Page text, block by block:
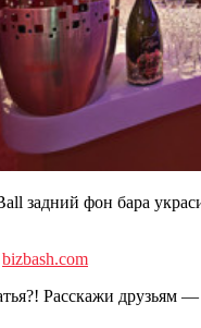
задний фон бара
bizbash.com
Расскажи друзьям